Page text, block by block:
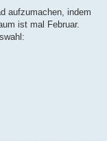
aufzumachen, indem
ist mal Februar.